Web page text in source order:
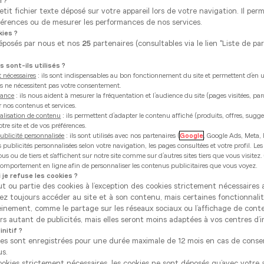
fichier texte déposé sur votre appareil lors de votre navigation. Il
ou de mesurer les performances de nos services.
?
par nous et nos 25 partenaires (consultables via le lien "Liste de
sont-ils utilisés ?
: ils sont indispensables au bon fonctionnement du site et permettent d’en
ne nécessitent pas votre consentement.
: ils nous aident à mesurer la fréquentation et l’audience du site (pages visitées,
contenus et services.
de contenu : ils permettent d’adapter le contenu affiché (produits, offres,
site et de vos préférences.
personnalisée : ils sont utilisés avec nos partenaires (Google , Google Ads,
publicités personnalisées selon votre navigation, les pages consultées et votre profil.
ou de tiers et s'affichent sur notre site comme sur d’autres sites tiers que vous
en ligne afin de personnaliser les contenus publicitaires que vous voyez.
refuse les cookies ?
ou partie des cookies à l’exception des cookies strictement
toujours accéder au site et à son contenu, mais certaines
comme le partage sur les réseaux sociaux ou l’affichage de
autant de publicités, mais elles seront moins adaptées à vos centres
?
sont enregistrées pour une durée maximale de 12 mois en cas de